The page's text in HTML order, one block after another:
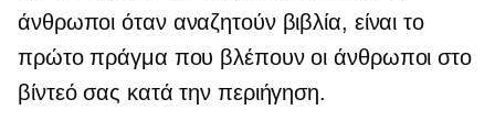
άνθρωποι όταν αναζητούν βιβλία, είναι το
πρώτο πράγμα που βλέπουν οι άνθρωποι στο
βίντεό σας κατά την περιήγηση.